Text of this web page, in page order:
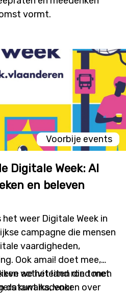
zorgsoftware. amai! is
gerealiseerd heeft en
en Forcit — voor hun
toewijding om medische
te maken voor
vormt.
Voorbije events
Digitale Week: AI
en beleven
weer Digitale Week in
campagne die mensen
vaardigheden,
Ook amai! doet mee,
activiteiten die tonen
kunt nadenken over
we het land rond met
datawalks, voor